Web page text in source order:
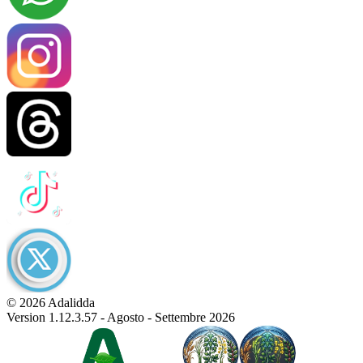
© 2026 Adalidda
Version 1.12.3.57 - Agosto - Settembre 2026